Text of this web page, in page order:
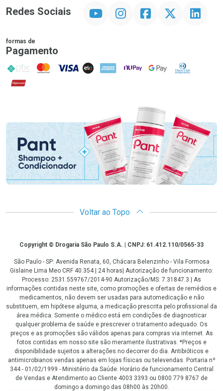
Redes Sociais InstagramFacebookTwitter Linkedin
formas de
Pagamento
PIX MasterCard
VISA ELO AMEX NuPay Google PayDiners Club
Hipercard
Promoção em Destaque
Voltar ao Topo
CopyrightCopyright © Drogaria São Paulo S.A. | CNPJ: 61.412.110/0565-33
São Paulo - SP: Avenida Renata, 60, Chácara Belenzinho - Vila Formosa
Gislaine Lima Meo CRF 40.354 | 24 horas| Autorização de funcionamento:
Processo: 2531.559767/2014-90 Autorização/MS: 7.31847.3 | As
informações contidas neste site, como promoções e ofertas de remédios e
medicamentos, não devem ser usadas para automedicação e não
substituem, em hipótese alguma, a medicação prescrita pelo profissional da
área médica. Somente o médico está em condições de diagnosticar
qualquer problema de saúde e prescrever o tratamento adequado. Os
preços e as promoções são válidos apenas para compras via internet. As
fotos contidas em nosso site são meramente ilustrativas. *Preços e
disponibilidade sujeitos a alterações no decorrer do dia. Antibióticos e
antimicrobianos vendas apenas em lojas físicas ou televendas. Portaria nº
344 - 01/02/1999 - Ministério da Saúde. Horário de funcionamento Central
de Vendas e Atendimento ao Cliente 4003 3393 ou 0800 779 8767 de
domingo a domingo das 08h00 às 20h00.